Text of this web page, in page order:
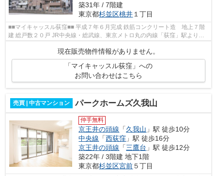
築31年 / 7階建
東京都杉並区桃井 １丁目
■■マイキャッスル荻窪■■ 平成７年６月完成 鉄筋コンクリート造 地上７階
建 総戸数２０戸 JR中央線・総武線、東京メトロ丸の内線「荻窪」駅より徒
歩９分 【共用施設】 オートロック...
現在販売物件情報がありません。
「マイキャッスル荻窪」への
お問い合わせはこちら
売買 | 中古マンション パークホームズ久我山
仲手無料
京王井の頭線 「久我山 」駅 徒歩10分
中央線 「西荻窪 」駅 徒歩16分
京王井の頭線 「三鷹台 」駅 徒歩12分
築22年 / 3階建 地下1階
東京都杉並区宮前５丁目